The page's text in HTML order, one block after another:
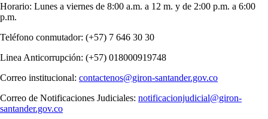
Horario: Lunes a viernes de 8:00 a.m. a 12 m. y de 2:00 p.m. a 6:00
p.m.
Teléfono conmutador: (+57) 7 646 30 30
Linea Anticorrupción: (+57) 018000919748
Correo institucional: contactenos@giron-santander.gov.co
Correo de Notificaciones Judiciales: notificacionjudicial@giron-
santander.gov.co